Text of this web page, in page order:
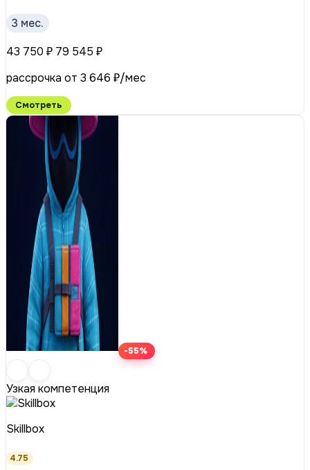
3 мес.
43 750 ₽ 79 545 ₽
рассрочка от 3 646 ₽/мес
Смотреть
-55%
Узкая компетенция
Skillbox
4.75